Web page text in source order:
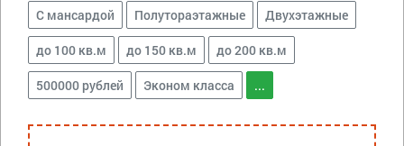
С мансардой Полутораэтажные Двухэтажные
до 100 кв.м до 150 кв.м до 200 кв.м
500000 рублей Эконом класса ...